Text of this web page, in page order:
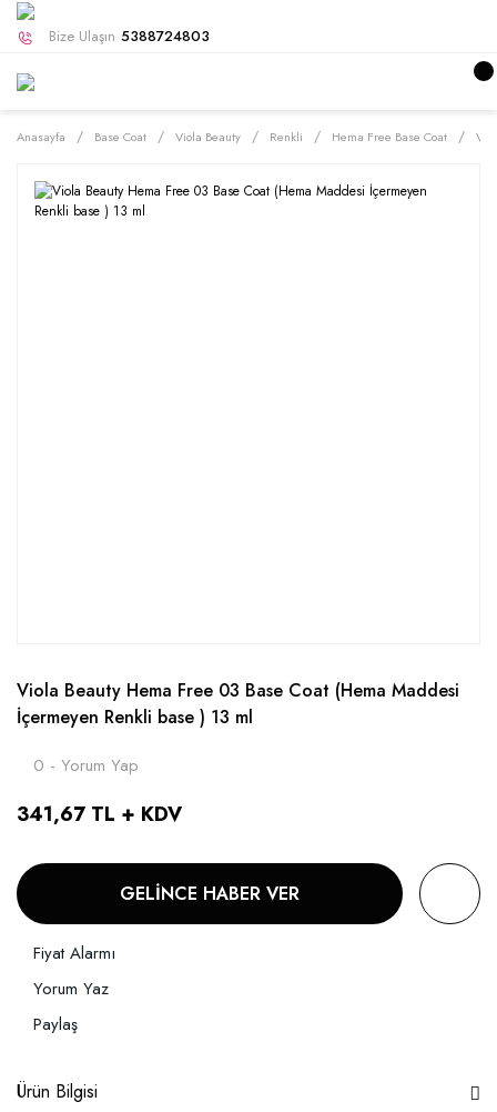
Bize Ulaşın 5388724803
Anasayfa Base Coat Viola Beauty Renkli Hema Free Base Coat
Viola Beauty Hema Free 03 Base Coat (Hema Maddesi
İçermeyen Renkli base ) 13 ml
0 - Yorum Yap
341,67 TL + KDV
GELİNCE HABER VER
Fiyat Alarmı
Yorum Yaz
Paylaş
Ürün Bilgisi